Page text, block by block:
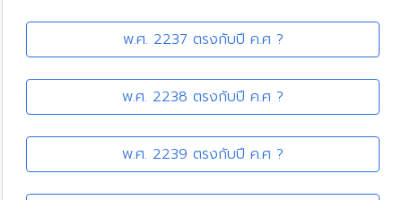
พ.ศ. 2237 ตรงกับปี ค.ศ ?
พ.ศ. 2238 ตรงกับปี ค.ศ ?
พ.ศ. 2239 ตรงกับปี ค.ศ ?